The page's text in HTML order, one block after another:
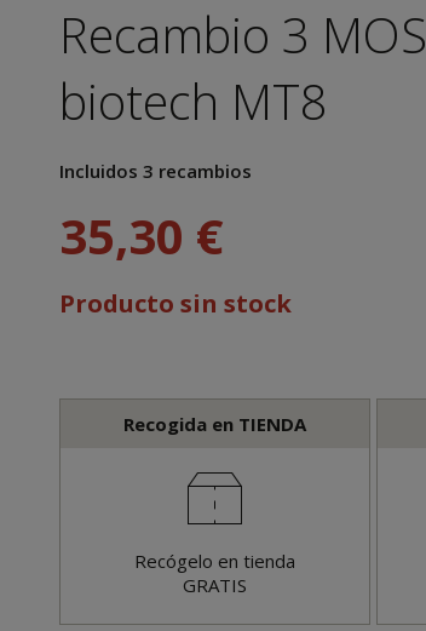
Recambio 3
biotech MT8
Incluidos 3 recambios
35,30 €
Producto sin stock
Recogida en TIENDA
Recógelo en tienda
GRATIS